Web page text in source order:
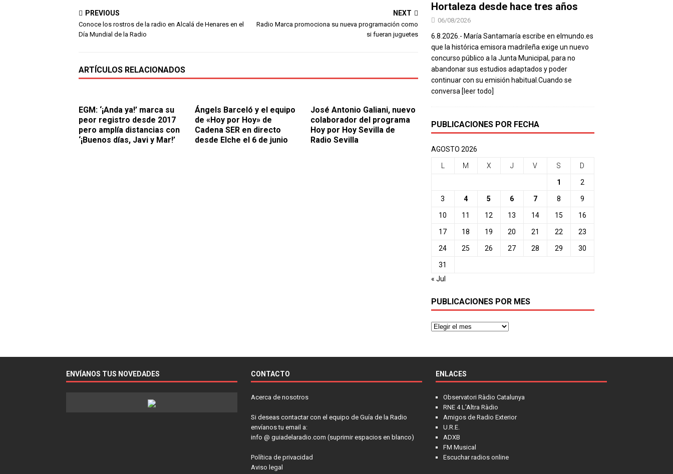
PREVIOUS
Conoce los rostros de la radio en Alcalá de Henares en el
Día Mundial de la Radio
NEXT
Radio Marca promociona su nueva programación como
si fueran juguetes
ARTÍCULOS RELACIONADOS
EGM: ‘¡Anda ya!’ marca su
peor registro desde 2017
pero amplía distancias con
‘¡Buenos días, Javi y Mar!’
Ángels Barceló y el equipo
de «Hoy por Hoy» de
Cadena SER en directo
desde Elche el 6 de junio
José Antonio Galiani, nuevo
colaborador del programa
Hoy por Hoy Sevilla de
Radio Sevilla
Hortaleza desde hace tres años
06/08/2026
6.8.2026.- María Santamaría escribe en elmundo.es
que la histórica emisora madrileña exige un nuevo
concurso público a la Junta Municipal, para no
abandonar sus estudios adaptados y poder
continuar con su emisión habitual.Cuando se
conversa [leer todo]
PUBLICACIONES POR FECHA
AGOSTO 2026
M X J V S D
1 2
3 4 5 6 7 8 9
10 11 12 13 14 15 16
17 18 19 20 21 22 23
24 25 26 27 28 29 30
31
« Jul
PUBLICACIONES POR MES
ENVÍANOS TUS NOVEDADES CONTACTO
Acerca de nosotros
Si deseas contactar con el equipo de Guía de la Radio
envíanos tu email a:
info @ guiadelaradio.com (suprimir espacios en blanco)
Política de privacidad
Aviso legal
ENLACES
Observatori Ràdio Catalunya
RNE 4 L'Altra Ràdio
Amigos de Radio Exterior
U.R.E.
ADXB
FM Musical
Escuchar radios online